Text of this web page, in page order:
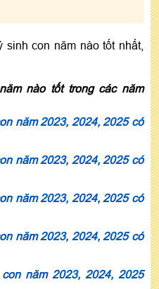
con năm nào tốt nhất,
nào tốt trong các năm
năm 2023, 2024, 2025 có
năm 2023, 2024, 2025 có
năm 2023, 2024, 2025 có
năm 2023, 2024, 2025 có
năm 2023, 2024, 2025